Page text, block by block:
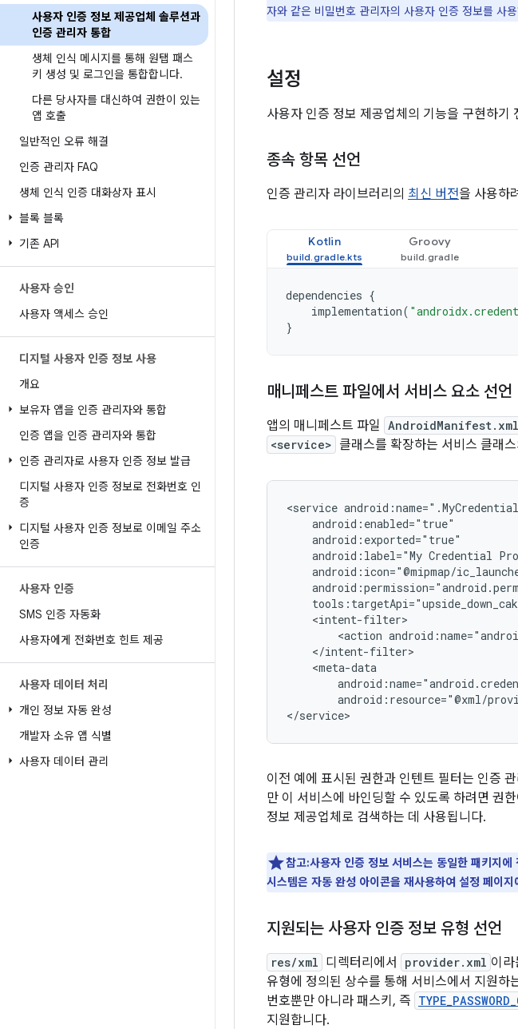
사용자 인증 정보 제공업체 솔루션과
인증 관리자 통합
생체 인식 메시지를 통해 원탭 패스
키 생성 및 로그인을 통합합니다.
다른 당사자를 대신하여 권한이 있는
앱 호출
일반적인 오류 해결
인증 관리자 FAQ
생체 인식 인증 대화상자 표시
블록 블록
기존 API
사용자 승인
사용자 액세스 승인
디지털 사용자 인증 정보 사용
개요
보유자 앱을 인증 관리자와 통합
인증 앱을 인증 관리자와 통합
인증 관리자로 사용자 인증 정보 발급
디지털 사용자 인증 정보로 전화번호 인
증
디지털 사용자 인증 정보로 이메일 주소
인증
사용자 인증
SMS 인증 자동화
사용자에게 전화번호 힌트 제공
사용자 데이터 처리
개인 정보 자동 완성
개발자 소유 앱 식별
사용자 데이터 관리
자와 같은 비밀번호 관리자의 사용자 인증 정보를 사
설정
사용자 인증 정보 제공업체의 기능을 구현하
종속 항목 선언
인증 관리자 라이브러리의 최신 버전을 사용하
Kotlin Groovy
dependencies {
implementation(
}
매니페스트 파일에서 서비스 요소 선언
앱의 매니페스트 파일 AndroidManifest.xml
<service> 클래스를 확장하는 서비스 클래스
<service
android:label="My Credential
<action
android:resource="@xml/
이전 예에 표시된 권한과 인텐트 필터는 인증
만 이 서비스에 바인딩할 수 있도록 하려면 권
정보 제공업체로 검색하는 데 사용됩니다.
참고:사용자 인증 정보 서비스는 동일한 패키지에
시스템은 자동 완성 아이콘을 재사용하여 설정 페이지
지원되는 사용자 인증 정보 유형 선언
res/xml 디렉터리에서 provider.xml 이
유형에 정의된 상수를 통해 서비스에서 지원
번호뿐만 아니라 패스키, 즉
지원합니다.